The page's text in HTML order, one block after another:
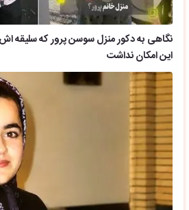
نگاهی به دکور منزل سوسن پرور که سلیقه اش
این امکان نداشت